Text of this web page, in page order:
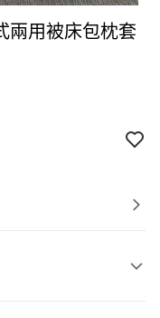
兩用被床包枕套